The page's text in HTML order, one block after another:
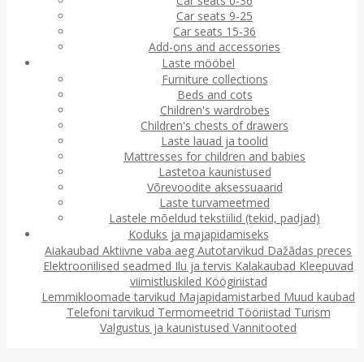
Car seats 9-25
Car seats 15-36
Add-ons and accessories
Laste mööbel
Furniture collections
Beds and cots
Children's wardrobes
Children's chests of drawers
Laste lauad ja toolid
Mattresses for children and babies
Lastetoa kaunistused
Võrevoodite aksessuaarid
Laste turvameetmed
Lastele mõeldud tekstiilid (tekid, padjad)
Koduks ja majapidamiseks
Aiakaubad Aktiivne vaba aeg Autotarvikud Dažādas preces
Elektroonilised seadmed Ilu ja tervis Kalakaubad Kleepuvad
viimistluskiled Köögiriistad
Lemmikloomade tarvikud Majapidamistarbed Muud kaubad
Telefoni tarvikud Termomeetrid Tööriistad Turism
Valgustus ja kaunistused Vannitooted